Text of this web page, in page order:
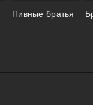
Пивные братья